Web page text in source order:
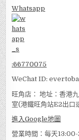
Whatsapp
:66770075
WeChat ID:
旺角店： 地址：香港
室(港鐵旺角站E2出口
進入Google地圖
營業時間：每天